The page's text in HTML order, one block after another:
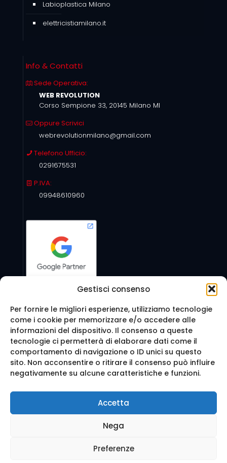
Gestisci consenso
Per fornire le migliori esperienze, utilizziamo tecnologie
come i cookie per memorizzare e/o accedere alle
informazioni del dispositivo. Il consenso a queste
tecnologie ci permetterà di elaborare dati come il
comportamento di navigazione o ID unici su questo
sito. Non acconsentire o ritirare il consenso può influire
negativamente su alcune caratteristiche e funzioni.
Accetta
Nega
Preferenze
Labioplastica Milano
elettricistiamilano.it
Info & Contatti
Sede Operativa:
WEB REVOLUTION
Corso Sempione 33, 20145 Milano MI
Oppure Scrivici
webrevolutionmilano@gmail.com
Telefono Ufficio:
0291675531
P.IVA:
09948610960
Seguici anche su:
© 2016 Web Agency Milano - WEB REVOLUTION MILANO
SRLS. All Rights Reserved.
enzia Web Milano
ati